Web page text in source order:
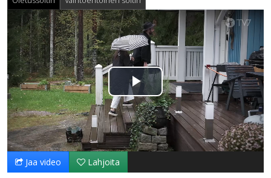
Toista
Video
Jaa video Lahjoita